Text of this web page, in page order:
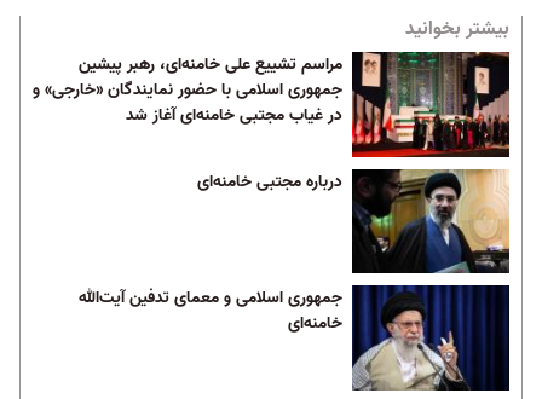
بیشتر بخوانید
مراسم تشییع علی‌ خامنه‌ای، رهبر پیشین
جمهوری اسلامی با حضور نمایندگان «خارجی» و
در غیاب مجتبی خامنه‌ای آغاز شد
درباره مجتبی خامنه‌ای
جمهوری اسلامی و معمای تدفین آیت‌الله
خامنه‌ای